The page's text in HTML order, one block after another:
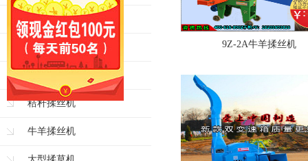
9Z-2A牛羊揉丝机
大型铡草机
玉米秸秆铡草机
秸秆揉丝机
牛羊揉丝机